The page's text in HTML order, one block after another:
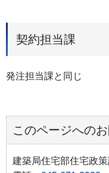
契約担当課
発注担当課と同じ
このページへの
建築局住宅部住宅政策